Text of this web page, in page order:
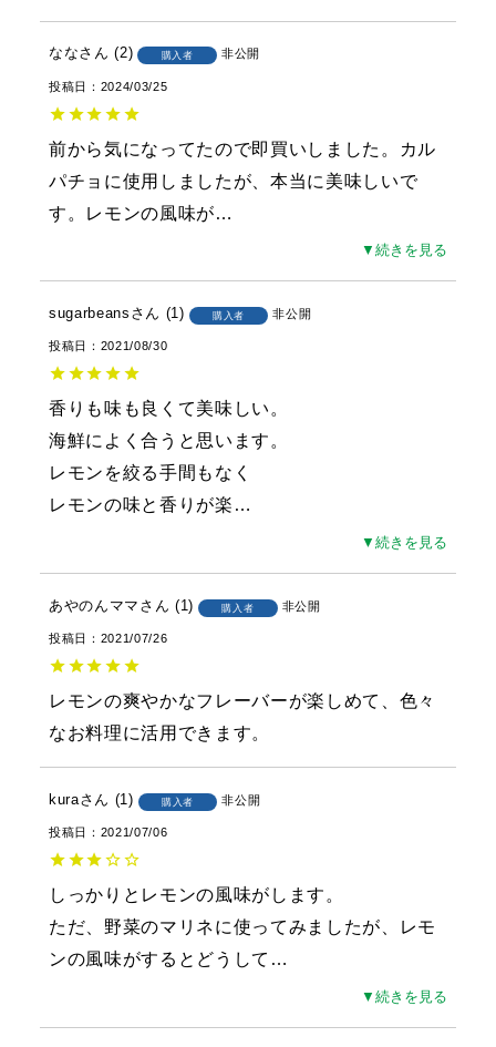
なな 2 購入者 非公開
投稿日 2024/03/25
前から気になってたので即買いしました。カル
パチョに使用しましたが、本当に美味しいで
す。レモンの風味が
▼続きを見る
sugarbeans 1 購入者 非公開
投稿日 2021/08/30
香りも味も良くて美味しい。
海鮮によく合うと思います。
レモンを絞る手間もなく
レモンの味と香りが楽 …
▼続きを見る
あやのんママ 1 購入者 非公開
投稿日 2021/07/26
レモンの爽やかなフレーバーが楽しめて、色々
なお料理に活用できます。
kura 1 購入者 非公開
投稿日 2021/07/06
しっかりとレモンの風味がします。
ただ、野菜のマリネに使ってみましたが、レモ
ンの風味がするとどうして …
▼続きを見る